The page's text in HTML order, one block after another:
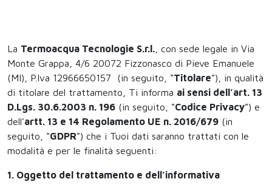
La Termoacqua Tecnologie S.r.l. , con sede legale in Via
Monte Grappa, 4/6 20072 Fizzonasco di Pieve Emanuele
(MI), P.Iva 12966650157 (in seguito, “Titolare”), in qualità
di titolare del trattamento, Ti informa ai sensi dell’art. 13
D.Lgs. 30.6.2003 n. 196 (in seguito, “Codice Privacy”) e
dell’artt. 13 e 14 Regolamento UE n. 2016/679 (in
seguito, “GDPR”) che i Tuoi dati saranno trattati con le
modalità e per le finalità seguenti:
1. Oggetto del trattamento e dell’informativa